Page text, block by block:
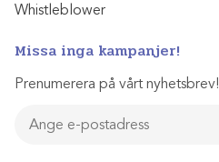
Whistleblower
Missa inga kampanjer!
Prenumerera på vårt nyhetsbrev!